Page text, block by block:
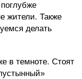
жители. Также
делать
в темноте. Стоят